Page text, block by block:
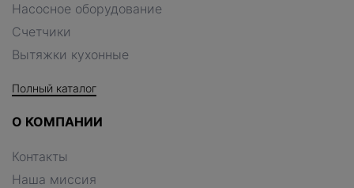
Насосное оборудование
Счетчики
Вытяжки кухонные
Полный каталог
О КОМПАНИИ
Контакты
Наша миссия